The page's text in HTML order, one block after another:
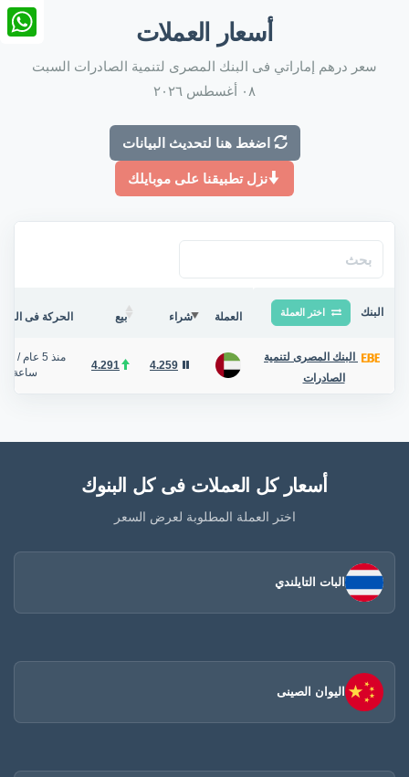
أسعار العملات
سعر درهم إماراتي فى البنك المصرى لتنمية الصادرات السبت
٠٨ أغسطس ٢٠٢٦
اضغط هنا لتحديث البيانات
نزل تطبيقنا على موبايلك
البنك اختر العملة العملة شراء بيع الحركة فى
البنك المصرى لتنمية
الصادرات
4.259
4.291
منذ 5 عام
/
ساعة
أسعار كل العملات فى كل البنوك
اختر العملة المطلوبة لعرض السعر
البات التايلندي
اليوان الصينى​